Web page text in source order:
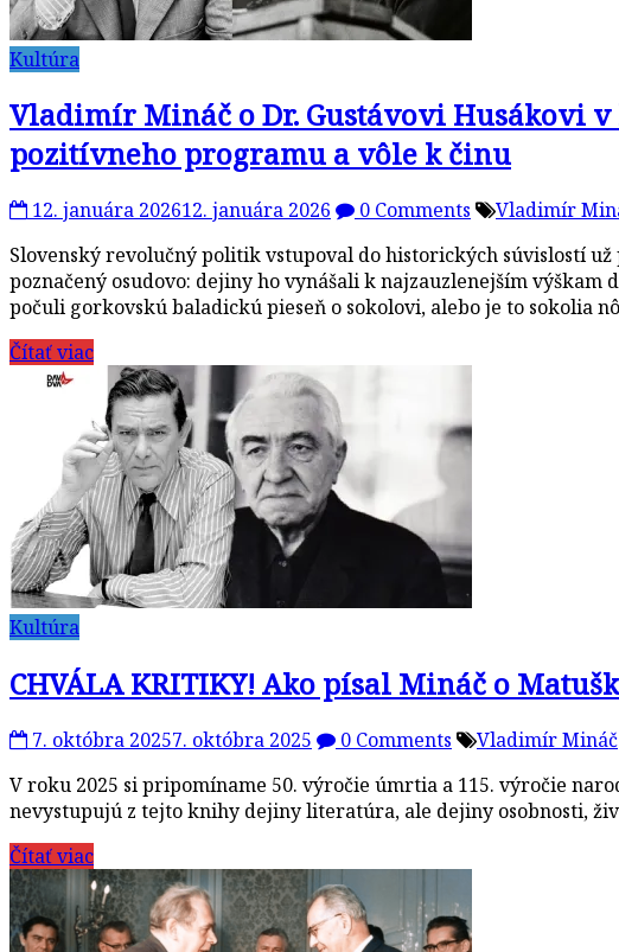
Kultúra
Vladimír Mináč o Dr. Gustávovi Husákovi v
pozitívneho programu a vôle k činu
12. januára 202612. januára 2026 0 Comments Vladimír
Slovenský revolučný politik vstupoval do historických súvislostí
poznačený osudovo: dejiny ho vynášali k najzauzlenejším
počuli gorkovskú baladickú pieseň o sokolovi, alebo je to sokolia
Čítať viac
Kultúra
CHVÁLA KRITIKY! Ako písal Mináč o
7. októbra 20257. októbra 2025 0 Comments Vladimír Mináč
V roku 2025 si pripomíname 50. výročie úmrtia a 115. výročie
nevystupujú z tejto knihy dejiny literatúra, ale dejiny osobnosti,
Čítať viac